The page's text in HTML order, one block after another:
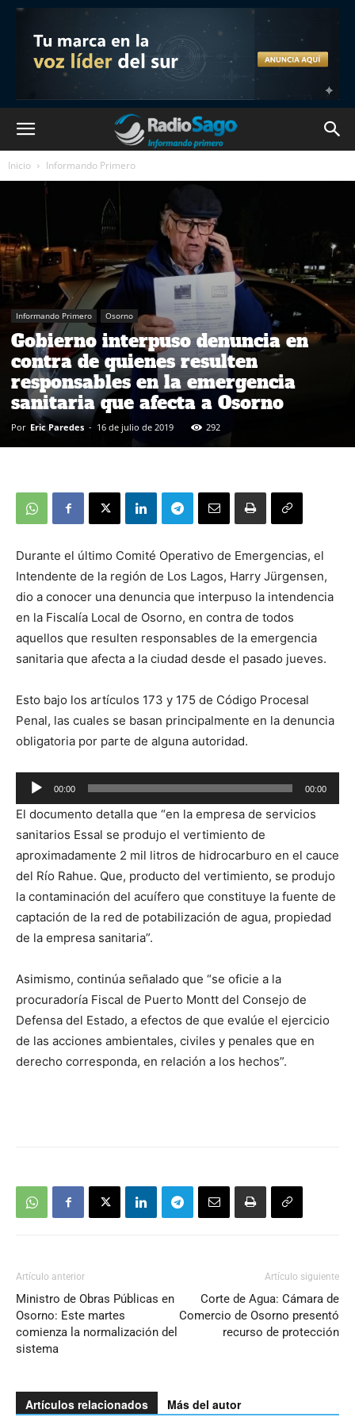
Inicio Informando Primero
Informando Primero Osorno
Gobierno interpuso denuncia en
contra de quienes resulten
responsables en la emergencia
sanitaria que afecta a Osorno
Por Eric Paredes - 16 de julio de 2019 292
Durante el último Comité Operativo de Emergencias, el
Intendente de la región de Los Lagos, Harry Jürgensen,
dio a conocer una denuncia que interpuso la intendencia
en la Fiscalía Local de Osorno, en contra de todos
aquellos que resulten responsables de la emergencia
sanitaria que afecta a la ciudad desde el pasado jueves.
Esto bajo los artículos 173 y 175 de Código Procesal
Penal, las cuales se basan principalmente en la denuncia
obligatoria por parte de alguna autoridad.
Reproductor
de
audio
00:00 00:00
El documento detalla que “en la empresa de servicios
sanitarios Essal se produjo el vertimiento de
aproximadamente 2 mil litros de hidrocarburo en el cauce
del Río Rahue. Que, producto del vertimiento, se produjo
la contaminación del acuífero que constituye la fuente de
captación de la red de potabilización de agua, propiedad
de la empresa sanitaria”.
Asimismo, continúa señalado que “se oficie a la
procuradoría Fiscal de Puerto Montt del Consejo de
Defensa del Estado, a efectos de que evalúe el ejercicio
de las acciones ambientales, civiles y penales que en
derecho corresponda, en relación a los hechos”.
Artículo anterior
Ministro de Obras Públicas en
Osorno: Este martes
comienza la normalización del
sistema
Artículo siguiente
Corte de Agua: Cámara de
Comercio de Osorno presentó
recurso de protección
Artículos relacionados Más del autor